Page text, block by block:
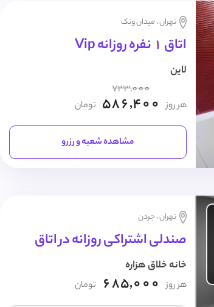
تهران ، میدان ونک
اتاق 1 نفره روزانه Vip
لاین
هر روز
733,000
586,400 تومان
مشاهده شعبه و رزرو
تهران ، جردن
صندلی اشتراکی روزانه در اتاق
خانه خلاق هزاره
هر روز 685,000 تومان